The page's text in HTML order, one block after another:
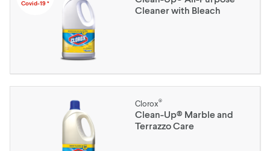
Covid-19 *
Cleaner with Bleach
Clorox®
Clean-Up® Marble and
Terrazzo Care